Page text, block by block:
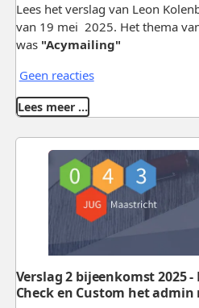
Lees het verslag van Leon
van 19 mei 2025. Het thema
was "Acymailing"
Geen reacties
Lees meer …
Verslag 2 bijeenkomst 2025 -
Check en Custom het admin